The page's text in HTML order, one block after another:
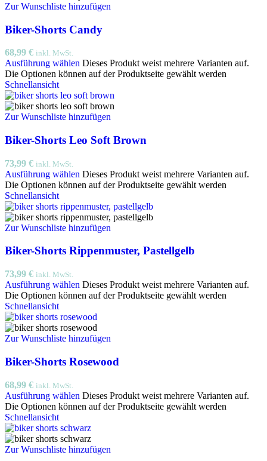
Zur Wunschliste hinzufügen
Biker-Shorts Candy
68,99 € inkl. MwSt.
Ausführung wählen Dieses Produkt weist mehrere Varianten auf.
Die Optionen können auf der Produktseite gewählt werden
Schnellansicht
Zur Wunschliste hinzufügen
Biker-Shorts Leo Soft Brown
73,99 € inkl. MwSt.
Ausführung wählen Dieses Produkt weist mehrere Varianten auf.
Die Optionen können auf der Produktseite gewählt werden
Schnellansicht
Zur Wunschliste hinzufügen
Biker-Shorts Rippenmuster, Pastellgelb
73,99 € inkl. MwSt.
Ausführung wählen Dieses Produkt weist mehrere Varianten auf.
Die Optionen können auf der Produktseite gewählt werden
Schnellansicht
Zur Wunschliste hinzufügen
Biker-Shorts Rosewood
68,99 € inkl. MwSt.
Ausführung wählen Dieses Produkt weist mehrere Varianten auf.
Die Optionen können auf der Produktseite gewählt werden
Schnellansicht
Zur Wunschliste hinzufügen